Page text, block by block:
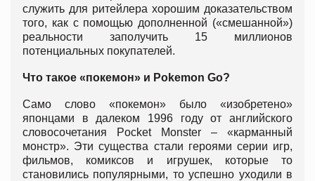
служить для ритейлера хорошим доказательством
того, как с помощью дополненной («смешанной»)
реальности заполучить 15 миллионов
потенциальных покупателей.
Что такое «покемон» и Pokemon Go?
Само слово «покемон» было «изобретено»
японцами в далеком 1996 году от английского
словосочетания Pocket Monster – «карманный
монстр». Эти существа стали героями серии игр,
фильмов, комиксов и игрушек, которые то
становились популярными, то успешно уходили в